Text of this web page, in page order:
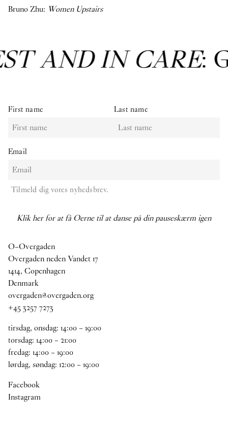
Bruno Zhu: Women Upstairs
AND IN CARE:
First name Last name
Email
Tilmeld dig vores nyhedsbrev.
Klik her for at få Oerne til at danse på din pauseskærm igen
O–Overgaden
Overgaden neden Vandet 17
1414, Copenhagen
Denmark
overgaden@overgaden.org
+45 3257 7273
tirsdag, onsdag: 14:00–19:00
torsdag: 14:00–21:00
fredag: 14:00–19:00
lørdag, søndag: 12:00–19:00
Facebook
Instagram